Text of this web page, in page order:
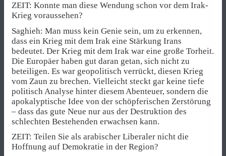
ZEIT: Konnte man diese Wendung schon vor dem Irak-
Krieg voraussehen?
Saghieh: Man muss kein Genie sein, um zu erkennen,
dass ein Krieg mit dem Irak eine Stärkung Irans
bedeutet. Der Krieg mit dem Irak war eine große Torheit.
Die Europäer haben gut daran getan, sich nicht zu
beteiligen. Es war geopolitisch verrückt, diesen Krieg
vom Zaun zu brechen. Vielleicht steckt gar keine tiefe
politisch Analyse hinter diesem Abenteuer, sondern die
apokalyptische Idee von der schöpferischen Zerstörung
– dass das gute Neue nur aus der Destruktion des
schlechten Bestehenden erwachsen kann.
ZEIT: Teilen Sie als arabischer Liberaler nicht die
Hoffnung auf Demokratie in der Region?